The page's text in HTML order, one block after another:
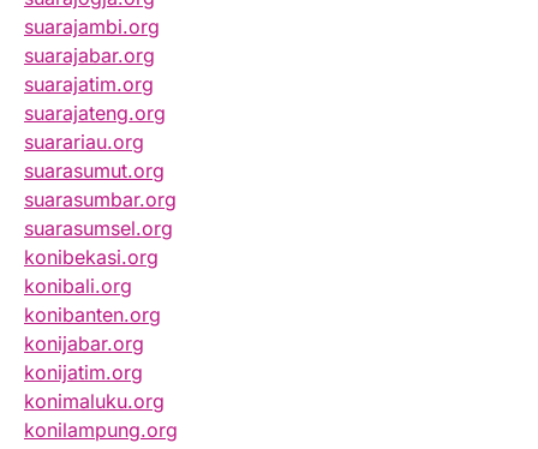
suarajambi.org
suarajabar.org
suarajatim.org
suarajateng.org
suarariau.org
suarasumut.org
suarasumbar.org
suarasumsel.org
konibekasi.org
konibali.org
konibanten.org
konijabar.org
konijatim.org
konimaluku.org
konilampung.org